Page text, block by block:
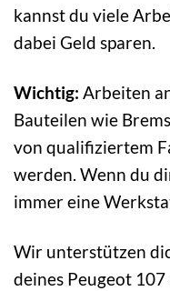
kannst du viele
dabei Geld sparen.
Wichtig: Arbeiten
Bauteilen wie
von qualifiziertem
werden. Wenn du
immer eine
Wir unterstützen
deines Peugeot